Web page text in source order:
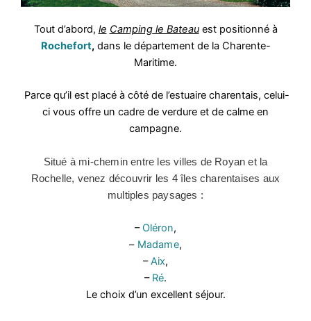
Tout d’abord, le Campingle Bateauest positionné à
Rochefort,dans le département de la Charente-
Maritime.
Parce qu’il est placé à côté de l’estuaire charentais, celui-
ci vous offre un cadre de verdure et de calme en
campagne.
Situé à mi-chemin entre les villes de Royan et la
Rochelle, venez découvrir les 4 îles charentaises aux
multiples paysages :
– Oléron,
– Madame,
–Aix,
– Ré.
Le choix d’un excellent séjour.